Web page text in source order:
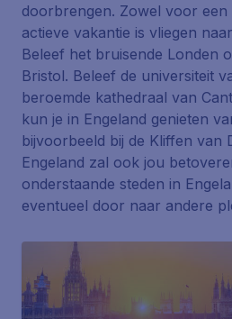
doorbrengen. Zowel voor een
actieve vakantie is vliegen
Beleef het bruisende Londen
Bristol. Beleef de universiteit
beroemde kathedraal van
kun je in Engeland genieten
bijvoorbeeld bij de Kliffen van
Engeland zal ook jou
onderstaande steden in
eventueel door naar andere